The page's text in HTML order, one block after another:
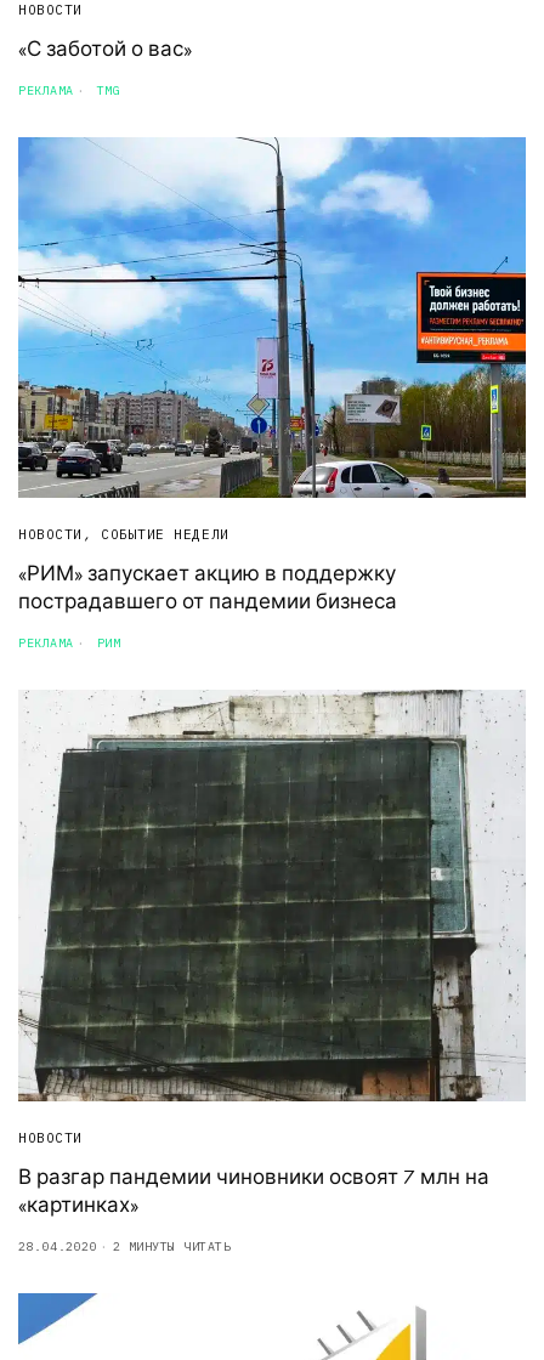
НОВОСТИ
«С заботой о вас»
РЕКЛАМА TMG
НОВОСТИ , СОБЫТИЕ НЕДЕЛИ
«РИМ» запускает акцию в поддержку
пострадавшего от пандемии бизнеса
РЕКЛАМА РИМ
НОВОСТИ
В разгар пандемии чиновники освоят 7 млн на
«картинках»
28.04.2020 2 МИНУТЫ ЧИТАТЬ